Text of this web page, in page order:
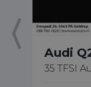
Audi
35 TFSI